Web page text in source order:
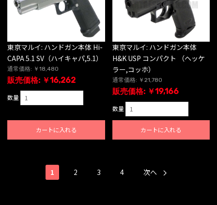
東京マルイ: ハンドガン本体 Hi-
CAPA 5.1 SV（ハイキャパ,5.1）
通常価格: ￥18,480
販売価格: ￥16,262
数量
カートに入れる
東京マルイ: ハンドガン本体
H&K USP コンパクト （ヘッケ
ラー,コッホ）
通常価格: ￥21,780
販売価格: ￥19,166
数量
カートに入れる
1 2 3 4 次へ